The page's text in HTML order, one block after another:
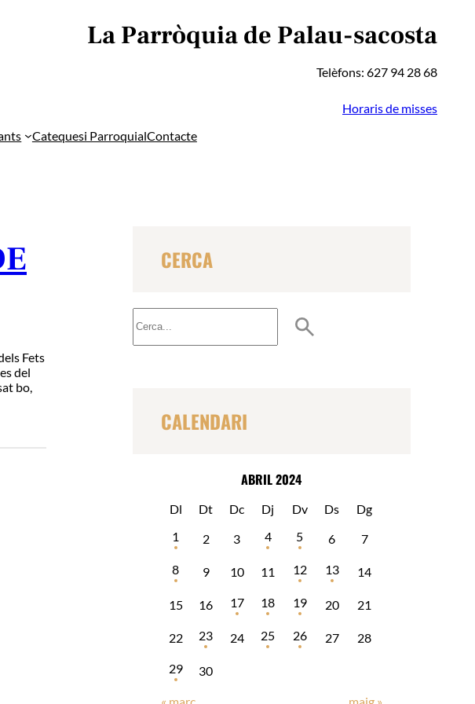
La Parròquia de Palau-sacosta
Telèfons: 627 94 28 68
Horaris de misses
Catequesi ParroquialContacte
Fets
del
bo,
CERCA
u
s
CALENDARI
ABRIL 2024
Dl Dt Dc Dj Dv Ds
Dg
1
2 3 4 5 6 7
8 9 10 11 12 13 14
15 16 17 18 19 20 21
22 23 24 25 26 27 28
29 30
« març maig »